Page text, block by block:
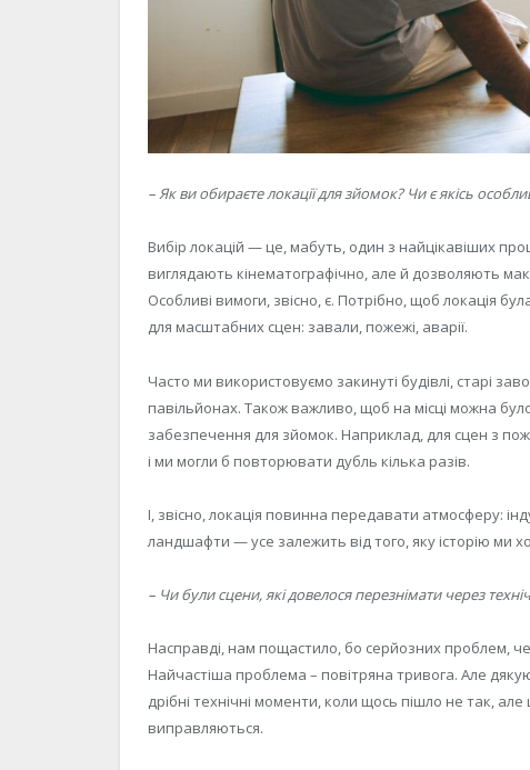
– Як ви обираєте локації для зйомок? Чи є якісь
Вибір локацій — це, мабуть, один з найцікавіших
виглядають кінематографічно, але й дозволяють
Особливі вимоги, звісно, є. Потрібно, щоб локація
для масштабних сцен: завали, пожежі, аварії.
Часто ми використовуємо закинуті будівлі, старі
павільйонах. Також важливо, щоб на місці можна
забезпечення для зйомок. Наприклад, для сцен з
і ми могли б повторювати дубль кілька разів.
І, звісно, локація повинна передавати атмосферу:
ландшафти — усе залежить від того, яку історію ми
– Чи були сцени, які довелося перезнімати через
Насправді, нам пощастило, бо серйозних проблем,
Найчастіша проблема – повітряна тривога. Але
дрібні технічні моменти, коли щось пішло не так,
виправляються.